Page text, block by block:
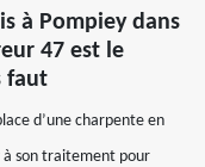
à Pompiey dans
47 est le
faut
d’une charpente en
à son traitement pour